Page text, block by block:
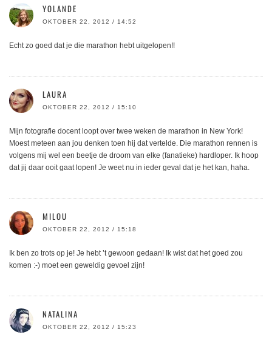
YOLANDE
OKTOBER 22, 2012 / 14:52
Echt zo goed dat je die marathon hebt uitgelopen!!
LAURA
OKTOBER 22, 2012 / 15:10
Mijn fotografie docent loopt over twee weken de marathon in New York!
Moest meteen aan jou denken toen hij dat vertelde. Die marathon rennen is
volgens mij wel een beetje de droom van elke (fanatieke) hardloper. Ik hoop
dat jij daar ooit gaat lopen! Je weet nu in ieder geval dat je het kan, haha.
MILOU
OKTOBER 22, 2012 / 15:18
Ik ben zo trots op je! Je hebt ’t gewoon gedaan! Ik wist dat het goed zou
komen :-) moet een geweldig gevoel zijn!
NATALINA
OKTOBER 22, 2012 / 15:23